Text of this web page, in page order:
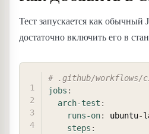
Тест запускается как обычный
достаточно включить его в
# .github/workflows/
jobs :
arch-test :
runs-on: ubuntu-
steps :